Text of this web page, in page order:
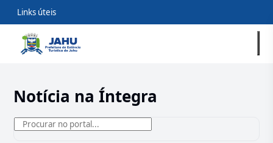
Links úteis
Notícia na Íntegra